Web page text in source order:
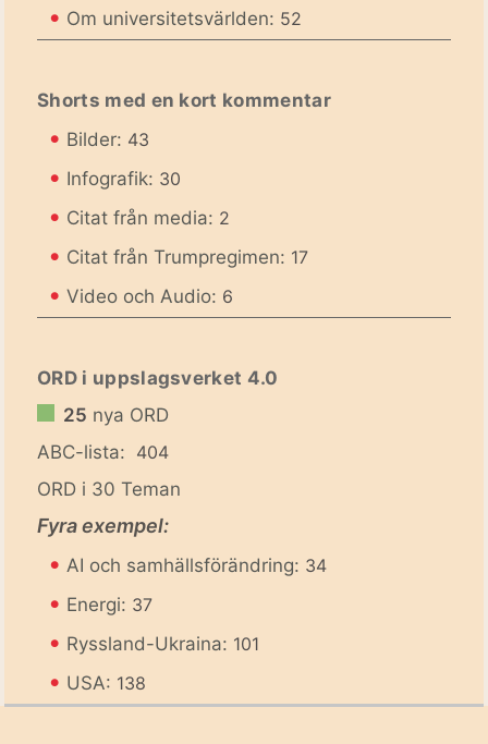
• Om universitetsvärlden: 52
Shorts med en kort kommentar
• Bilder: 43
• Infografik: 30
• Citat från media: 2
• Citat från Trumpregimen: 17
• Video och Audio: 6
ORD i uppslagsverket 4.0
25 nya ORD
ABC-lista: 404
ORD i 30 Teman
Fyra exempel:
• AI och samhällsförändring: 34
• Energi: 37
• Ryssland-Ukraina: 101
• USA: 138